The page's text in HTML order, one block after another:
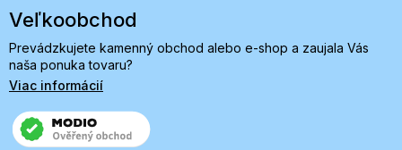
Veľkoobchod
Prevádzkujete kamenný obchod alebo e-shop a zaujala Vás
naša ponuka tovaru?
Viac informácií